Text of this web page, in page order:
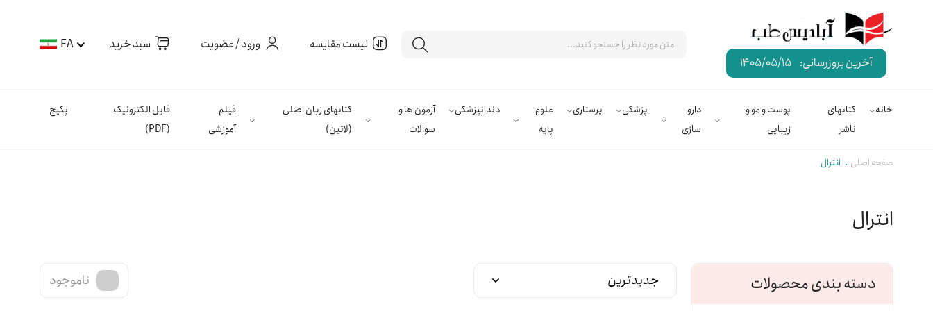
آخرین بروزرسانی: 1405/05/15
لیست مقایسه ورود / عضویت سبد خرید FA
خانه
کتابهای
ناشر
پوست و مو و
زیبایی
دارو
سازی
پزشکی پرستاری
علوم
پایه
دندانپزشکی
آزمون ها و
سوالات
کتابهای زبان اصلی
(لاتین)
فیلم
آموزشی
فایل الکترونیک
(PDF)
پکیج
صفحه اصلی انترال
انترال
دسته بندی محصولات ناموجود